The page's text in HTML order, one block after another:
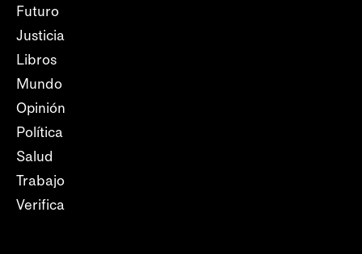
Futuro
Justicia
Libros
Mundo
Opinión
Política
Salud
Trabajo
Verifica